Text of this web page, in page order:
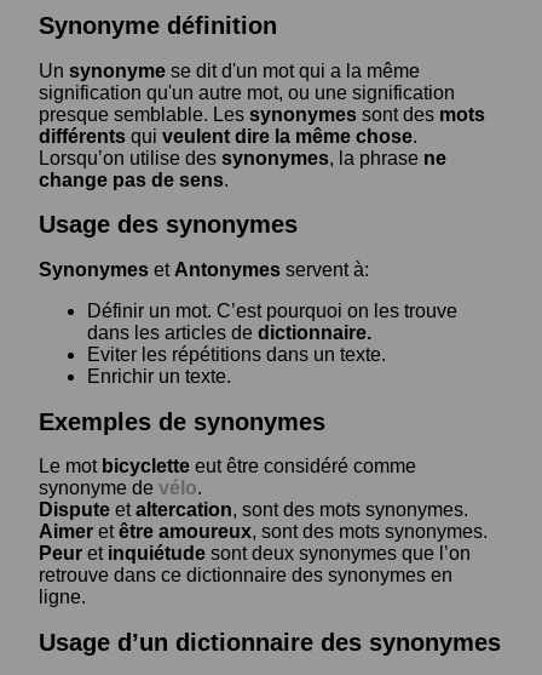
Synonyme définition
Un synonyme se dit d'un mot qui a la même
signification qu'un autre mot, ou une signification
presque semblable. Les synonymes sont des mots
différents qui veulent dire la même chose.
Lorsqu’on utilise des synonymes, la phrase ne
change pas de sens.
Usage des synonymes
Synonymes et Antonymes servent à:
Définir un mot. C’est pourquoi on les trouve
dans les articles de dictionnaire.
Eviter les répétitions dans un texte.
Enrichir un texte.
Exemples de synonymes
Le mot bicyclette eut être considéré comme
synonyme de vélo.
Dispute etaltercation, sont des mots synonymes.
Aimer etêtre amoureux, sont des mots synonymes.
Peur et inquiétude sont deux synonymes que l’on
retrouve dans ce dictionnaire des synonymes en
ligne.
Usage d’un dictionnaire des synonymes